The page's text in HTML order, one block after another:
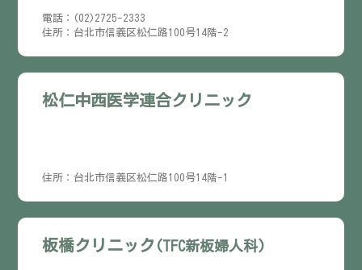
電話：(02)2725-2333
住所：台北市信義区松仁路100号14階-2
松仁中西医学連合クリニック
住所：台北市信義区松仁路100号14階-1
板橋クリニック (TFC新板婦人科)